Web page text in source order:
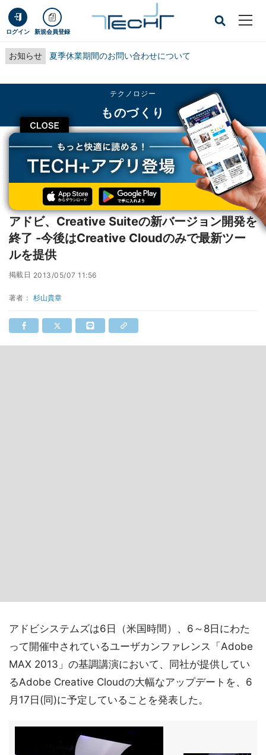
ログイン 新規会員登録
お知らせ 夏季休業期間のお問い合わせについて
CLOSE
テクノロジー
ものづくり
TECH+ テクノロジー
ものづくり
アドビ、Creative Suiteの新バージョン開発を終了 -今後はCreative Cloudの
レポート
アドビ、Creative Suiteの新バージョン開発を
終了 -今後はCreative Cloudのみで最新ツー
ルを提供
掲載日 2013/05/07 11:56
著者： 杉山貴章
アドビシステムズは6日（米国時間）、6～8日にわた
って開催中されているユーザカンファレンス「Adobe
MAX 2013」の基調講演において、同社が提供してい
るAdobe Creative Cloudの大幅なアップデートを、6
月17日(同)に予定していることを発表した。